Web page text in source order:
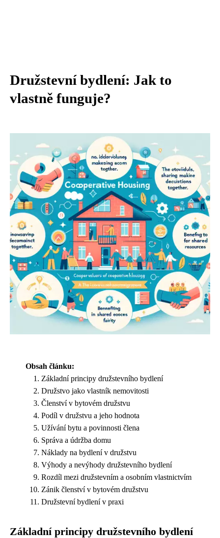
Družstevní bydlení: Jak to
vlastně funguje?
Obsah článku:
Základní principy družstevního bydlení
Družstvo jako vlastník nemovitosti
Členství v bytovém družstvu
Podíl v družstvu a jeho hodnota
Užívání bytu a povinnosti člena
Správa a údržba domu
Náklady na bydlení v družstvu
Výhody a nevýhody družstevního bydlení
Rozdíl mezi družstevním a osobním vlastnictvím
Zánik členství v bytovém družstvu
Družstevní bydlení v praxi
Základní principy družstevního bydlení